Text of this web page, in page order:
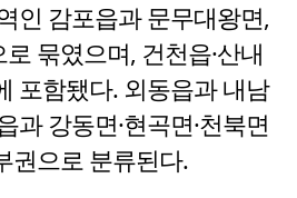
인 감포읍과 문무대왕면,
묶였으며, 건천읍·산내
포함됐다. 외동읍과 내남
과 강동면·현곡면·천북면
권으로 분류된다.